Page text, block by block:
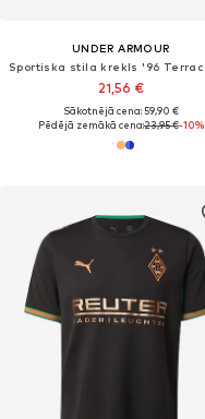
UNDER ARMOUR
21,56 €
Sākotnējā cena: 59,90 €
Pēdējā zemākā cena:23,95 €-10%